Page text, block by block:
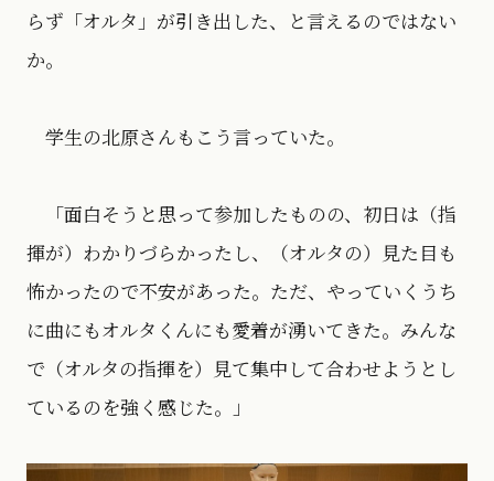
らず「オルタ」が引き出した、と言えるのではない
か。
学生の北原さんもこう言っていた。
「面白そうと思って参加したものの、初日は（指
揮が）わかりづらかったし、（オルタの）見た目も
怖かったので不安があった。ただ、やっていくうち
に曲にもオルタくんにも愛着が湧いてきた。みんな
で（オルタの指揮を）見て集中して合わせようとし
ているのを強く感じた。」